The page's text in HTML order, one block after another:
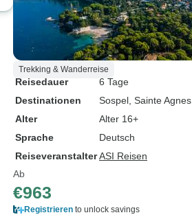
Trekking & Wanderreise
Reisedauer
6 Tage
Destinationen
Sospel , Sainte Agnes
Alter
Alter 16+
Sprache
Deutsch
ReiseveranstalterASI Reisen
Ab
€963
Registrieren to unlock savings